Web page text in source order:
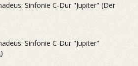
Sinfonie C-Dur "Jupiter" (Der
Sinfonie C-Dur "Jupiter"